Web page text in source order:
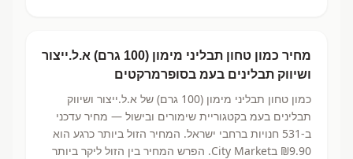
מחיר כמון טחון תבליני מימון (100 גרם)
א.ל.ייצור
ושיווק תבלינים בעמ בסופרמרקטים
כמון טחון תבליני מימון (100 גרם)
של א.ל.ייצור ושיווק
תבלינים בעמ בקטגוריית שימורים ובישול — מחיר עדכני
ב-531 חנויות ברחבי ישראל. המחיר הזול ביותר כרגע הוא
₪9.90 בCity Market.
הפרש המחיר בין הזול ליקר ביותר